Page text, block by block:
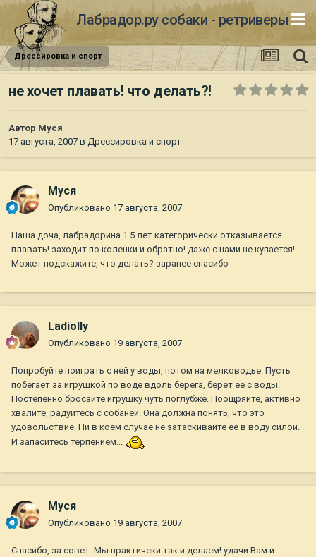
Лабрадор.ру собаки - ретриверы
Дрессировка и спорт
не хочет плавать! что делать?!
Автор Муся
17 августа, 2007 в Дрессировка и спорт
Муся
Опубликовано 17 августа, 2007
Наша доча, лабрадорина 1.5 лет категорически отказывается
плавать! заходит по коленки и обратно! даже с нами не купается!
Может подскажите, что делать? заранее спасибо
Ladiolly
Опубликовано 19 августа, 2007
Попробуйте поиграть с ней у воды, потом на мелководье. Пусть
побегает за игрушкой по воде вдоль берега, берет ее с воды.
Постепенно бросайте игрушку чуть поглубже. Поощряйте, активно
хвалите, радуйтесь с собаней. Она должна понять, что это
удовольствие. Ни в коем случае не затаскивайте ее в воду силой.
И запаситесь терпением...
Муся
Опубликовано 19 августа, 2007
Спасибо, за совет. Мы практичеки так и делаем! удачи Вам и